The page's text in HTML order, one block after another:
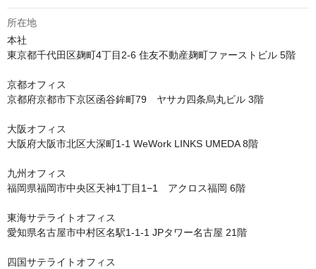
所在地
本社
東京都千代田区麹町4丁目2-6 住友不動産麹町ファーストビル 5階
京都オフィス
京都府京都市下京区函谷鉾町79　ヤサカ四条烏丸ビル 3階
大阪オフィス
大阪府大阪市北区大深町1-1 WeWork LINKS UMEDA 8階
九州オフィス
福岡県福岡市中央区天神1丁目1−1　アクロス福岡 6階
東海サテライトオフィス
愛知県名古屋市中村区名駅1-1-1 JPタワー名古屋 21階
四国サテライトオフィス